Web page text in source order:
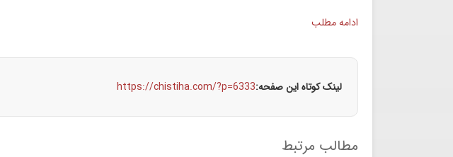
ادامه مطلب
لینک کوتاه این صفحه:https://chistiha.com/?p=6333
مطالب مرتبط